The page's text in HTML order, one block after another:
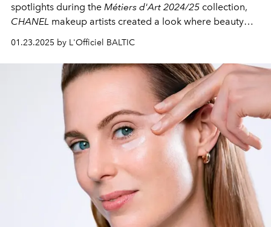
spotlights during the Métiers d'Art 2024/25 collection,
CHANEL makeup artists created a look where beauty
The makeup of the collection was a gentle declaration of
love for natural femininity.
01.23.2025 by L'Officiel BALTIC